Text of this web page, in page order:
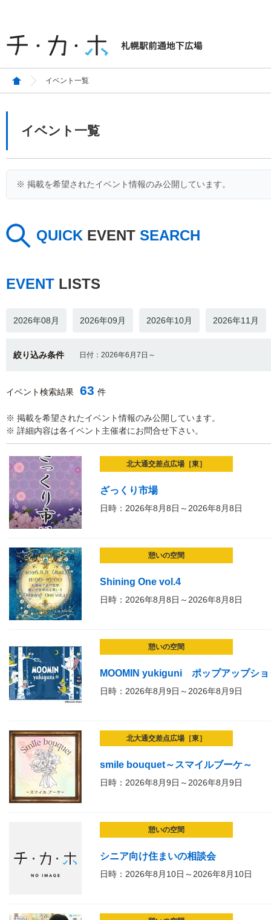
イベント一覧
イベント一覧
※ 掲載を希望されたイベント情報のみ公開しています。
QUICK EVENT SEARCH
EVENT LISTS
2026年08月 2026年09月 2026年10月 2026年11月
絞り込み条件 日付：2026年6月7日～
イベント検索結果 63 件
※ 掲載を希望されたイベント情報のみ公開しています。
※ 詳細内容は各イベント主催者にお問合せ下さい。
北大通交差点広場［東］
ざっくり市場
日時：2026年8月8日～2026年8月8日
憩いの空間
Shining One vol.4
日時：2026年8月8日～2026年8月8日
憩いの空間
MOOMIN yukiguni ポップアップショ
日時：2026年8月9日～2026年8月9日
北大通交差点広場［東］
smile bouquet～スマイルブーケ～
日時：2026年8月9日～2026年8月9日
憩いの空間
シニア向け住まいの相談会
日時：2026年8月10日～2026年8月10日